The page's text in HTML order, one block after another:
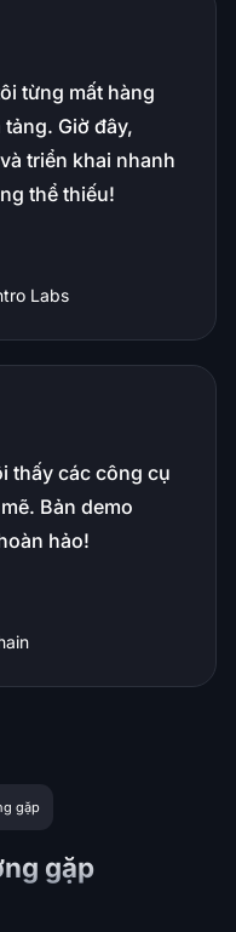
từng mất hàng
Giờ đây,
triển khai nhanh
thể thiếu!
Labs
thấy các công cụ
Bản demo
hảo!
gặp
gặp